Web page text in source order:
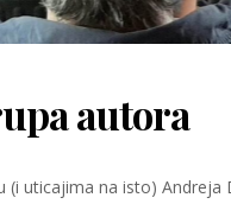
autora
(i uticajima na isto)